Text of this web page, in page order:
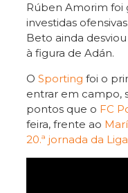
Rúben Amorim foi
investidas
Beto ainda
à figura de Adán.
O Sporting foi o
entrar em campo,
pontos que o FC
feira, frente ao
20.ª jornada da